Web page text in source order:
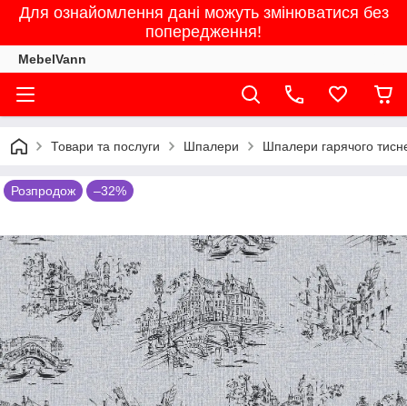
Для ознайомлення дані можуть змінюватися без
попередження!
MebelVann
Товари та послуги Шпалери Шпалери гарячого
Розпродож –32%